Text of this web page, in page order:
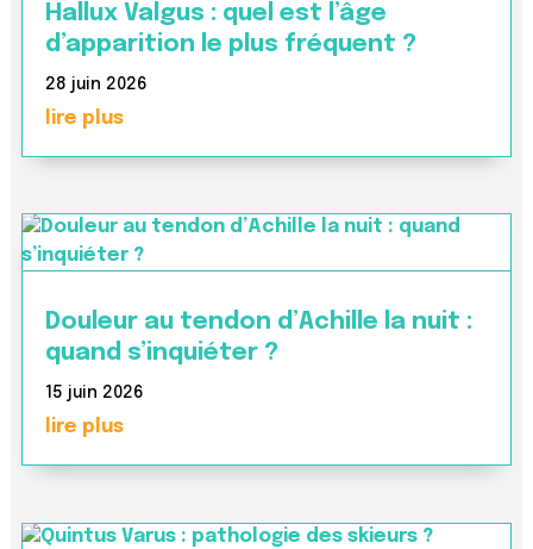
Hallux Valgus : quel est l’âge
d’apparition le plus fréquent ?
28 juin 2026
lire plus
Douleur au tendon d’Achille la nuit :
quand s’inquiéter ?
15 juin 2026
lire plus